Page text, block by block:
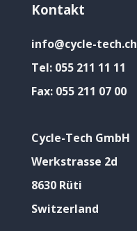
Kontakt
info@cycle-tech.ch
Tel: 055 211 11 11
Fax: 055 211 07 00
Cycle-Tech GmbH
Werkstrasse 2d
8630 Rüti
Switzerland